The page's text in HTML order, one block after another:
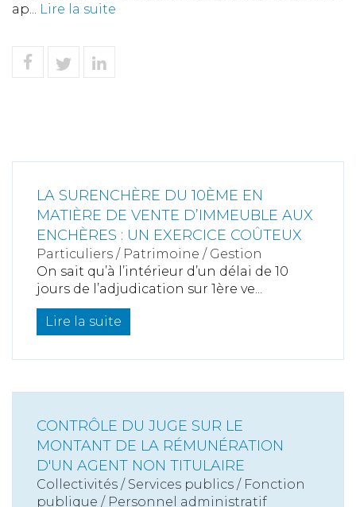
ap...
Lire la suite
LA SURENCHÈRE DU 10ÈME EN
MATIÈRE DE VENTE D’IMMEUBLE AUX
ENCHÈRES : UN EXERCICE COÛTEUX
Particuliers / Patrimoine / Gestion
On sait qu’à l’intérieur d’un délai de 10
jours de l’adjudication sur 1ère ve...
Lire la suite
CONTRÔLE DU JUGE SUR LE
MONTANT DE LA RÉMUNÉRATION
D'UN AGENT NON TITULAIRE
Collectivités / Services publics / Fonction
publique / Personnel administratif